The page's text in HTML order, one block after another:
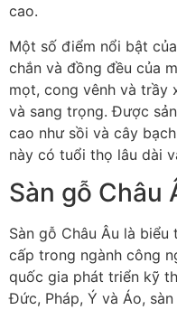
cao.
Một số điểm nổi bật
chắn và đồng đều của
mọt, cong vênh và trầy
và sang trọng. Được
cao như sồi và cây
này có tuổi thọ lâu dài
Sàn gỗ Châu
Sàn gỗ Châu Âu là
cấp trong ngành công
quốc gia phát triển kỹ
Đức, Pháp, Ý và Áo,